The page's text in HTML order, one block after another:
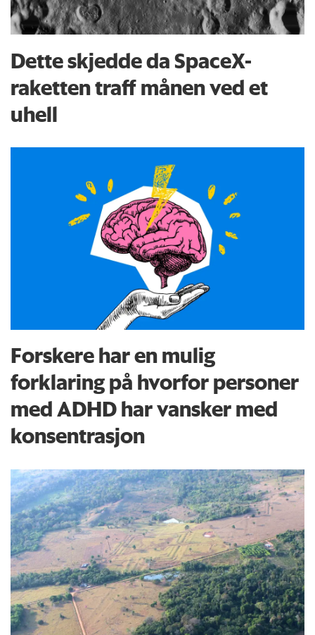
Dette skjedde da SpaceX-
raketten traff månen ved et
uhell
Forskere har en mulig
forklaring på hvorfor personer
med ADHD har vansker med
konsentrasjon